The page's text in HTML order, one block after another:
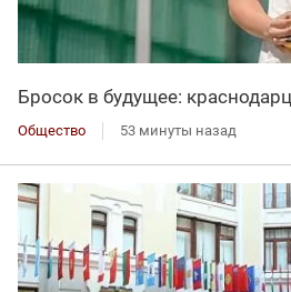
Бросок в будущее:
Общество 53 минуты назад